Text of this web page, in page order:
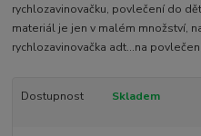
rychlozavinovačku, povlečení do
materiál je jen v malém množství,
rychlozavinovačka adt...na
Dostupnost Skladem